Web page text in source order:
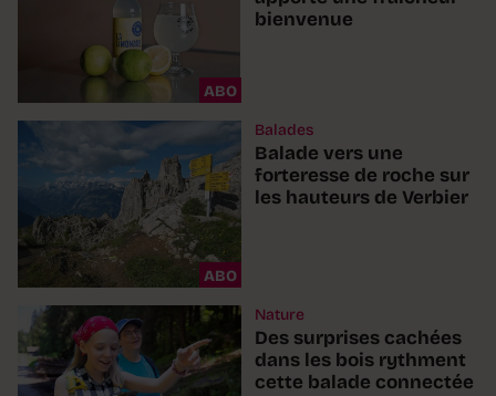
ABO
bienvenue
ABO
Balades
Balade vers une
forteresse de roche sur
les hauteurs de Verbier
Nature
Des surprises cachées
dans les bois rythment
cette balade connectée